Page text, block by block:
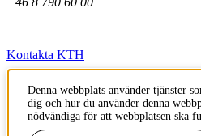
Kontakta KTH
Jobba på KTH
Press och media
Denna webbplats använder tjänster
dig och hur du använder denna
nödvändiga för att webbplatsen ska